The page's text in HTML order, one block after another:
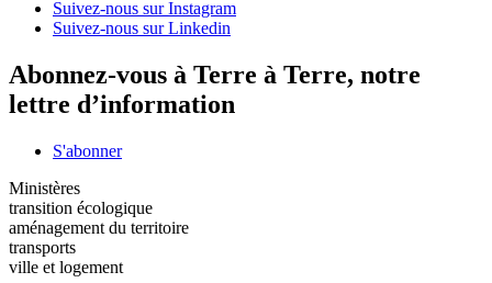
Suivez-nous sur Instagram
Suivez-nous sur Linkedin
Abonnez-vous à Terre à Terre, notre
lettre d’information
S'abonner
Ministères
transition écologique
aménagement du territoire
transports
ville et logement